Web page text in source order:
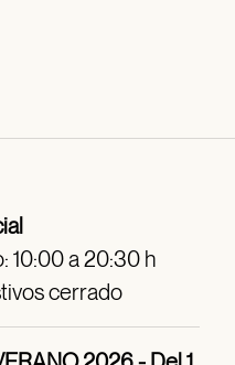
10:00 a 20:30 h
cerrado